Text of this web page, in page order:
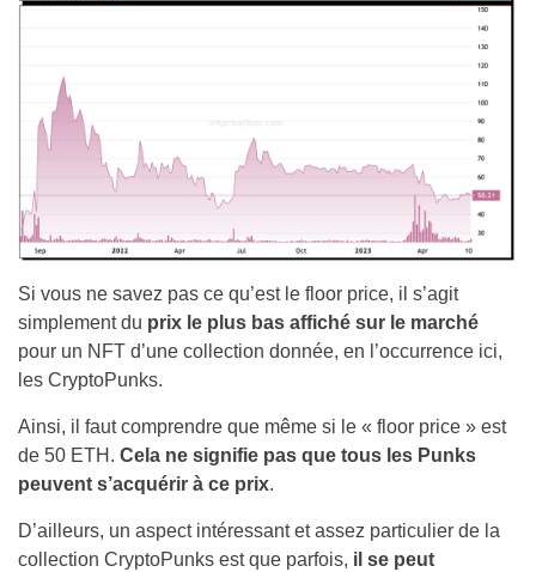
Si vous ne savez pas ce qu’est le floor price, il s’agit
simplement du prix le plus bas affiché sur le marché
pour un NFT d’une collection donnée, en l’occurrence ici,
les CryptoPunks.
Ainsi, il faut comprendre que même si le « floor price » est
de 50 ETH. Cela ne signifie pas que tous les Punks
peuvent s’acquérir à ce prix.
D’ailleurs, un aspect intéressant et assez particulier de la
collection CryptoPunks est que parfois, il se peut